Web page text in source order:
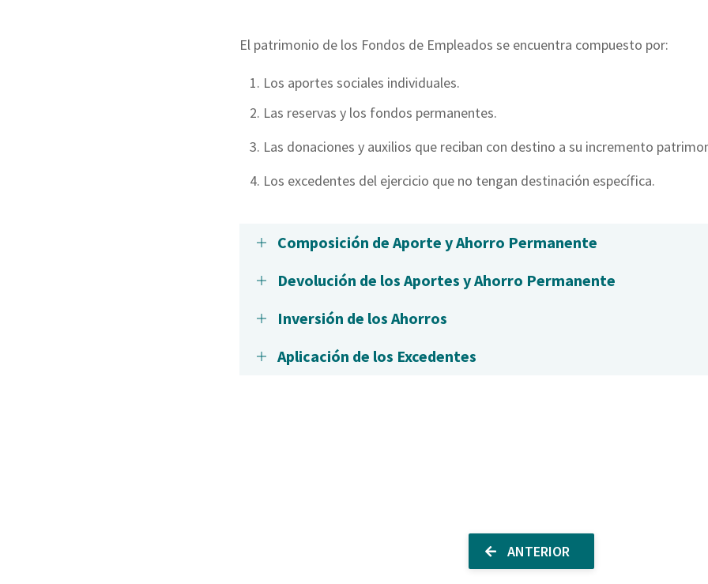
El patrimonio de los Fondos de Empleados se encuentra compuesto por:
Los aportes sociales individuales.
Las reservas y los fondos permanentes.
Las donaciones y auxilios que reciban con destino a su incremento
Los excedentes del ejercicio que no tengan destinación específica.
Composición de Aporte y Ahorro Permanente
Devolución de los Aportes y Ahorro Permanente
Inversión de los Ahorros
Aplicación de los Excedentes
ANTERIOR